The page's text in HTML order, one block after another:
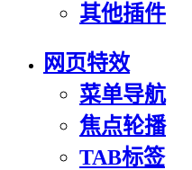
其他插件
网页特效
菜单导航
焦点轮播
TAB标签